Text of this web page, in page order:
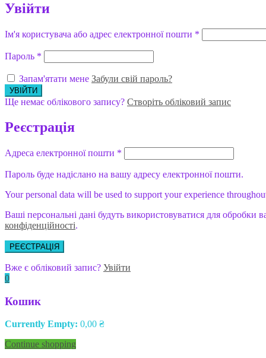
Увійти
Ім'я користувача або адрес електронної пошти *
Пароль *
Запам'ятати мене Забули свій пароль?
Ще немає облікового запису? Створіть обліковий запис
Реєстрація
Адреса електронної пошти *
Пароль буде надіслано на вашу адресу електронної пошти.
Your personal data will be used to support your experience
Ваші персональні дані будуть використовуватися для
конфіденційності.
РЕЄСТРАЦІЯ
Вже є обліковий запис? Увійти
0
Кошик
Currently Empty: 0,00 ₴
Continue shopping